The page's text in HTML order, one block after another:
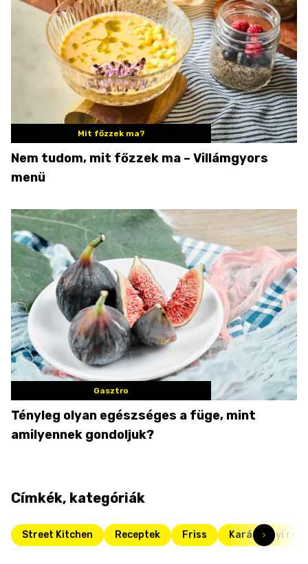
Mit főzzek ma?
Nem tudom, mit főzzek ma – Villámgyors
menü
Gasztro
Tényleg olyan egészséges a füge, mint
amilyennek gondoljuk?
Címkék, kategóriák
Street Kitchen Receptek Friss Karácsonyi